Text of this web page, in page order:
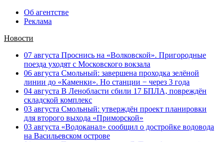
Об агентстве
Реклама
Новости
07 августа Проснись на «Волковской». Пригородные
поезда уходят с Московского вокзала
06 августа Смольный: завершена проходка зелёной
линии до «Каменки». Но станции − через 3 года
04 августа В Ленобласти сбили 17 БПЛА, повреждён
складской комплекс
03 августа Смольный: утверждён проект планировки
для второго выхода «Приморской»
03 августа «Водоканал» сообщил о достройке водовода
на Васильевском острове